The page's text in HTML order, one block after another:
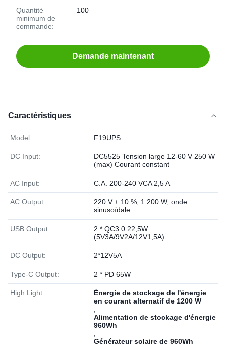
Quantité
minimum de
commande:
100
Demande maintenant
Caractéristiques
Model: F19UPS
DC Input:
DC5525 Tension large 12-60 V 250 W
(max) Courant constant
AC Input: C.A. 200-240 VCA 2,5 A
AC Output:
220 V ± 10 %, 1 200 W, onde
sinusoïdale
USB Output:
2 * QC3.0 22,5W
(5V3A/9V2A/12V1,5A)
DC Output: 2*12V5A
Type-C Output: 2 * PD 65W
High Light:
Énergie de stockage de l'énergie
en courant alternatif de 1200 W
Alimentation de stockage d'énergie
960Wh
Générateur solaire de 960Wh